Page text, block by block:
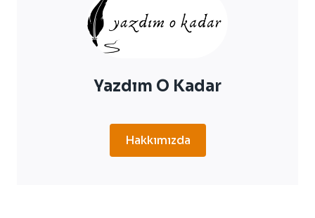
HASTALIĞINA
Yazdım O Kadar
Hakkımızda